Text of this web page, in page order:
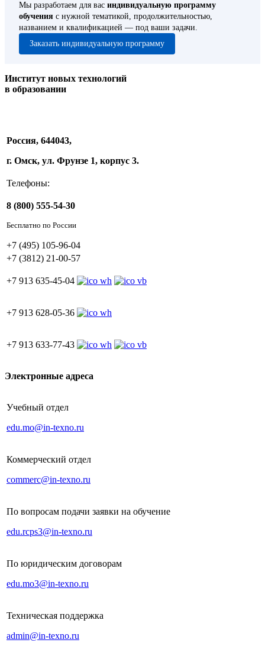
Мы разработаем для вас индивидуальную программу
обучения с нужной тематикой, продолжительностью,
названием и квалификацией — под ваши задачи.
Заказать индивидуальную программу
Институт новых технологий
в образовании
Россия, 644043,
г. Омск, ул. Фрунзе 1, корпус 3.
Телефоны:
8 (800) 555-54-30
Бесплатно по России
+7 (495) 105-96-04
+7 (3812) 21-00-57
+7 913 635-45-04
+7 913 628-05-36
+7 913 633-77-43
Электронные адреса
Учебный отдел
edu.mo@in-texno.ru
Коммерческий отдел
commerc@in-texno.ru
По вопросам подачи заявки на обучение
edu.rcps3@in-texno.ru
По юридическим договорам
edu.mo3@in-texno.ru
Техническая поддержка
admin@in-texno.ru